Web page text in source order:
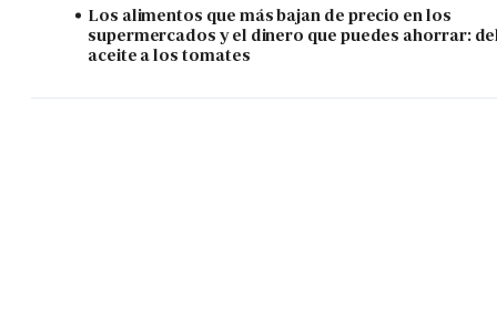
Los alimentos que más bajan de precio en los
supermercados y el dinero que puedes ahorrar:
aceite a los tomates